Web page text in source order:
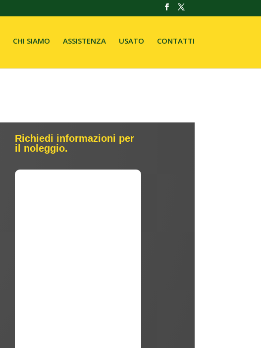
CHI SIAMO ASSISTENZA USATO CONTATTI
Richiedi informazioni per
il noleggio.